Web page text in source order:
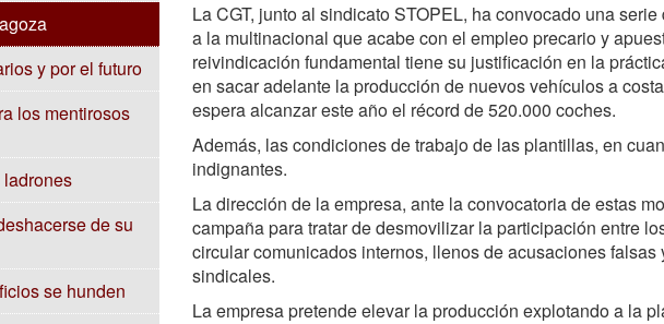
y por el futuro
los mentirosos
de su
se hunden
La CGT, junto al sindicato STOPEL, ha convocado una
a la multinacional que acabe con el empleo precario y
reivindicación fundamental tiene su justificación en la
en sacar adelante la producción de nuevos vehículos a
espera alcanzar este año el récord de 520.000 coches.
Además, las condiciones de trabajo de las plantillas, en
indignantes.
La dirección de la empresa, ante la convocatoria de estas
campaña para tratar de desmovilizar la participación entre
circular comunicados internos, llenos de acusaciones
sindicales.
La empresa pretende elevar la producción explotando a la